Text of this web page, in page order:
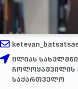
ილიას
ჩოლოყაშვილის
საქართველო